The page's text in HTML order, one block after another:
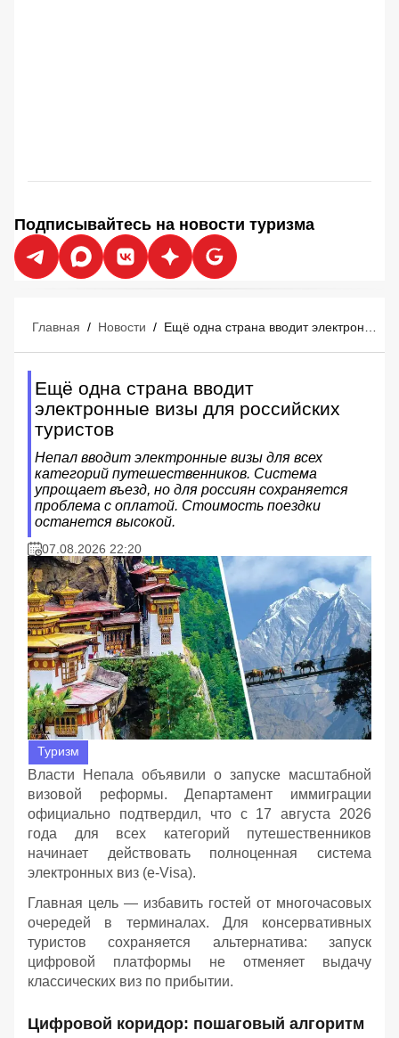
Подписывайтесь на новости туризма
Главная / Новости /
Ещё одна страна вводит
электронные визы для российских
туристов
Непал вводит электронные визы для всех
категорий путешественников. Система
упрощает въезд, но для россиян сохраняется
проблема с оплатой. Стоимость поездки
останется высокой.
07.08.2026 22:20
Туризм
Власти Непала объявили о запуске масштабной
визовой реформы. Департамент иммиграции
официально подтвердил, что с 17 августа 2026
года для всех категорий путешественников
начинает действовать полноценная система
электронных виз (e-Visa).
Главная цель — избавить гостей от многочасовых
очередей в терминалах. Для консервативных
туристов сохраняется альтернатива: запуск
цифровой платформы не отменяет выдачу
классических виз по прибытии.
Цифровой коридор: пошаговый алгоритм